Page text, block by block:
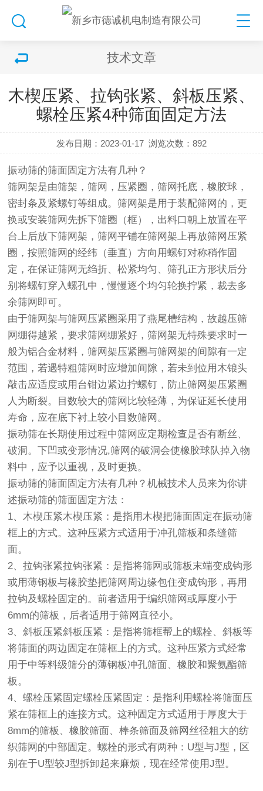
技术文章
木楔压紧、拉钩张紧、斜板压紧、
螺栓压紧4种筛面固定方法
发布日期：2023-01-17 浏览次数：892
振动筛的筛面固定方法有几种？
筛网架是由筛架，筛网，压紧圈，筛网托底，橡胶球，
密封条及紧螺钉等组成。筛网架是用于装配筛网的，更
换或安装筛网先拆下筛圈（框），出料口朝上放置在平
台上后放下筛网架，筛网平铺在筛网架上再放筛网压紧
圈，按照筛网的经纬（垂直）方向用螺钉对称稍作固
定，在保证筛网无绉折、松紧均匀、筛孔正方形状后分
别将螺钉穿入螺孔中，慢慢逐个均匀轮换拧紧，裁去多
余筛网即可。
由于筛网架与筛网压紧圈采用了燕尾槽结构，故越压筛
网绷得越紧，要求筛网绷紧好，筛网架无特殊要求时一
般为铝合金材料，筛网架压紧圈与筛网架的间隙有一定
范围，若遇特粗筛网时应增加间隙，若未到位用木锒头
敲击应适度或用台钳边紧边拧螺钉，防止筛网架压紧圈
人为断裂。目数较大的筛网比较轻薄，为保证延长使用
寿命，应在底下衬上较小目数筛网。
振动筛在长期使用过程中筛网应定期检查是否有断丝、
破洞。下凹或变形情况,筛网的破洞会使橡胶球队掉入物
料中，应予以重视，及时更换。
振动筛的筛面固定方法有几种？机械技术人员来为你讲
述振动筛的筛面固定方法：
1、木楔压紧木楔压紧：是指用木楔把筛面固定在振动筛
框上的方式。这种压紧方式适用于冲孔筛板和条缝筛
面。
2、拉钩张紧拉钩张紧：是指将筛网或筛板末端变成钩形
或用薄钢板与橡胶垫把筛网周边缘包住变成钩形，再用
拉钩及螺栓固定的。前者适用于编织筛网或厚度小于
6mm的筛板，后者适用于筛网直径小。
3、斜板压紧斜板压紧：是指将筛框帮上的螺栓、斜板等
将筛面的两边固定在筛框上的方式。这种压紧方式经常
用于中等料级筛分的薄钢板冲孔筛面、橡胶和聚氨酯筛
板。
4、螺栓压紧固定螺栓压紧固定：是指利用螺栓将筛面压
紧在筛框上的连接方式。这种固定方式适用于厚度大于
8mm的筛板、橡胶筛面、棒条筛面及筛网丝径粗大的纺
织筛网的中部固定。螺栓的形式有两种：U型与J型，区
别在于U型较J型拆卸起来麻烦，现在经常使用J型。